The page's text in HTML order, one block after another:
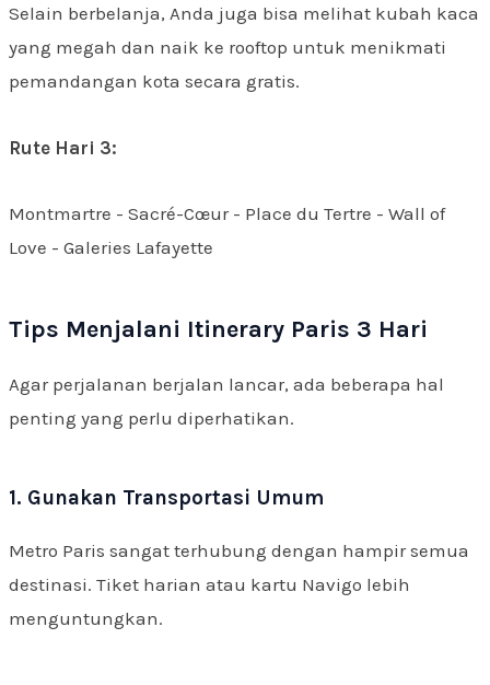
Selain berbelanja, Anda juga bisa melihat kubah kaca
yang megah dan naik ke rooftop untuk menikmati
pemandangan kota secara gratis.
Rute Hari 3:
Montmartre - Sacré-Cœur - Place du Tertre - Wall of
Love - Galeries Lafayette
Tips Menjalani Itinerary Paris 3 Hari
Agar perjalanan berjalan lancar, ada beberapa hal
penting yang perlu diperhatikan.
1. Gunakan Transportasi Umum
Metro Paris sangat terhubung dengan hampir semua
destinasi. Tiket harian atau kartu Navigo lebih
menguntungkan.